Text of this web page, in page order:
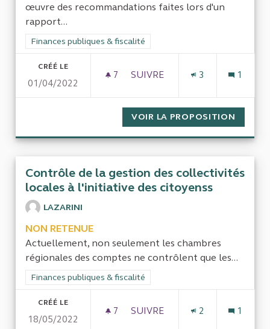
œuvre des recommandations faites lors d'un
rapport...
Filtrer les résultats de la catégorie : Finances publiques &
Finances publiques & fiscalité
CRÉÉ LE
01/04/2022
7 7 ABONNÉS
SUIVRE
3 1
VOIR LA PROPOSITION
Contrôle de la gestion des collectivités
locales à l'initiative des citoyenss
LAZARINI
NON RETENUE
Actuellement, non seulement les chambres
régionales des comptes ne contrôlent que les...
Filtrer les résultats de la catégorie : Finances publiques &
Finances publiques & fiscalité
CRÉÉ LE
18/05/2022
7 7 ABONNÉS
SUIVRE
2 1